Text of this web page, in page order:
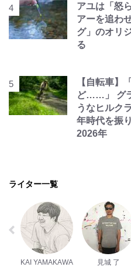
アユは「怒
アーを追わ
グ」のオリ
る
【自転車】
ど……」 グ
うなヒルク
年時代を振
2026年
ライター一覧
KAI YAMAKAWA 見城 了